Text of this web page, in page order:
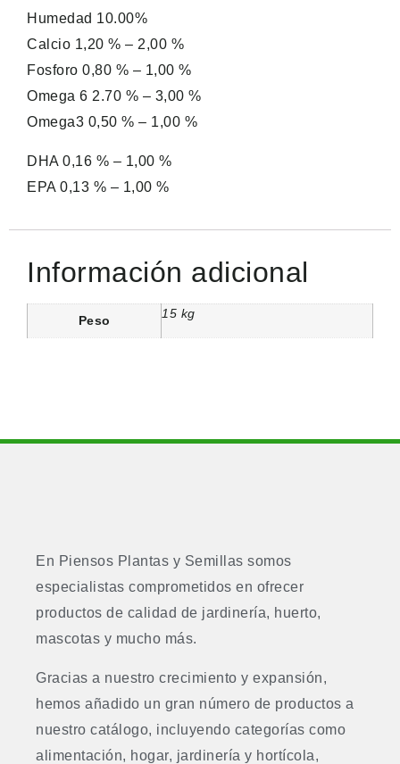
Humedad 10.00%
Calcio 1,20 % – 2,00 %
Fosforo 0,80 % – 1,00 %
Omega 6 2.70 % – 3,00 %
Omega3 0,50 % – 1,00 %
DHA 0,16 % – 1,00 %
EPA 0,13 % – 1,00 %
Información adicional
Peso 15 kg
En Piensos Plantas y Semillas somos
especialistas comprometidos en ofrecer
productos de calidad de jardinería, huerto,
mascotas y mucho más.
Gracias a nuestro crecimiento y expansión,
hemos añadido un gran número de productos a
nuestro catálogo, incluyendo categorías como
alimentación, hogar, jardinería y hortícola,